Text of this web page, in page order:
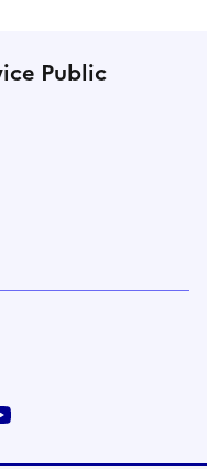
Public